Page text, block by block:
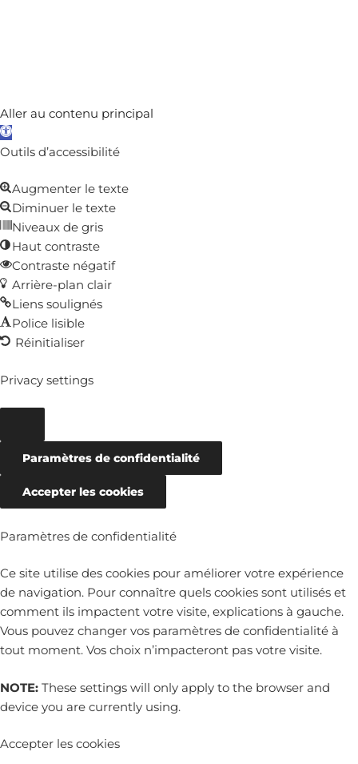
Aller au contenu principal
Ouvrir
la
d’outils
Outils d’accessibilité
Augmenter le texte
Diminuer le texte
Niveaux de gris
Haut contraste
Contraste négatif
Arrière-plan clair
Liens soulignés
Police lisible
Réinitialiser
Privacy settings
Paramètres de confidentialité
Accepter les cookies
Paramètres de confidentialité
Ce site utilise des cookies pour améliorer votre expérience
de navigation. Pour connaître quels cookies sont utilisés et
comment ils impactent votre visite, explications à gauche.
Vous pouvez changer vos paramètres de confidentialité à
tout moment. Vos choix n’impacteront pas votre visite.
NOTE: These settings will only apply to the browser and
device you are currently using.
Accepter les cookies